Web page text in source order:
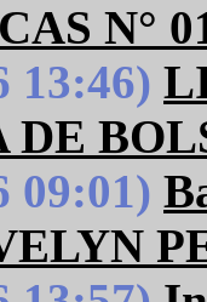
N°
13:46)
DE
09:01)